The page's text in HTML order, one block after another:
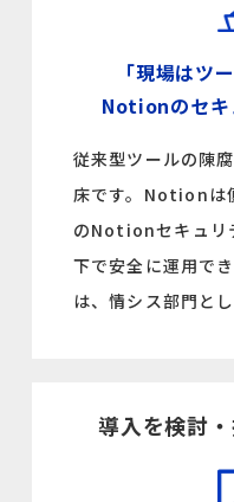
お知らせ
ホワ
「現場はツ
Notionのセキ
従来型ツールの陳
床です。Notionは
のNotionセキュリ
下で安全に運用で
は、情シス部門と
導入を検討